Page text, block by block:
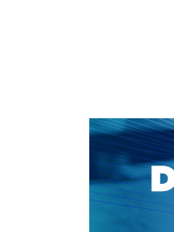
CAPA
NOTÍCIAS
Capa>Edições
n. 130